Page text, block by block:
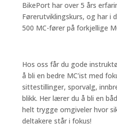
BikePort har over 5 års
Førerutviklingskurs, og har i
500 MC-fører på forkjellige
Hos oss får du gode
å bli en bedre MC’ist med
sittestillinger, sporvalg,
blikk. Her lærer du å bli en
helt trygge omgiveler hvor
deltakere står i fokus!